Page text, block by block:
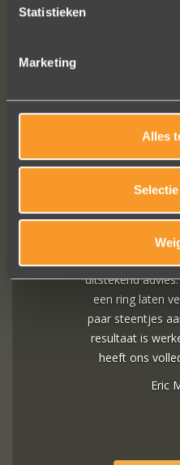
Statistieken
Marketing
Alles
SUIVEZ-NOUS SUR
bezig met onze
Frankrijk). De
uitstekend
een ring laten
paar steentjes
resultaat is
heeft ons
Eric